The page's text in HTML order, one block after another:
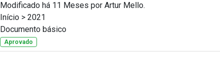
Modificado há 11 Meses por Artur Mello.
Início > 2021
Documento básico
Aprovado